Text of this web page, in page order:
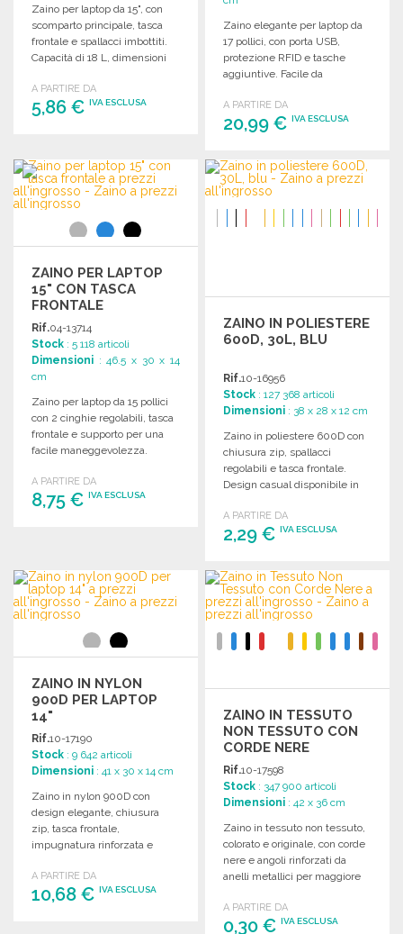
Zaino per laptop da 15", con
scomparto principale, tasca
frontale e spallacci imbottiti.
Capacità di 18 L, dimensioni
A PARTIRE DA
5,86 € IVA ESCLUSA
Richiedi un preventivo
Zaino elegante per laptop da
17 pollici, con porta USB,
protezione RFID e tasche
aggiuntive. Facile da
A PARTIRE DA
20,99 €IVA ESCLUSA
ORDINARE
Richiedi un preventivo
ZAINO PER LAPTOP
15" CON TASCA
FRONTALE
Rif.04-13714
Stock : 5 118 articoli
Dimensioni : 46.5 x 30 x 14
cm
Zaino per laptop da 15 pollici
con 2 cinghie regolabili, tasca
frontale e supporto per una
facile maneggevolezza.
A PARTIRE DA
8,75 € IVA ESCLUSA
ZAINO IN POLIESTERE
600D, 30L, BLU
Rif.10-16956
Stock : 127 368 articoli
Dimensioni : 38 x 28 x 12 cm
Zaino in poliestere 600D con
chiusura zip, spallacci
regolabili e tasca frontale.
Design casual disponibile in
A PARTIRE DA
2,29 €IVA ESCLUSA
ORDINARE
Richiedi un preventivo
ZAINO IN NYLON
900D PER LAPTOP
14"
Rif.10-17190
Stock : 9 642 articoli
Dimensioni : 41 x 30 x 14 cm
Zaino in nylon 900D con
design elegante, chiusura
zip, tasca frontale,
impugnatura rinforzata e
fino a 14 pollici.
A PARTIRE DA
10,68 € IVA ESCLUSA
ZAINO IN TESSUTO
NON TESSUTO CON
CORDE NERE
Rif.10-17598
Stock : 347 900 articoli
Dimensioni : 42 x 36 cm
Zaino in tessuto non tessuto,
colorato e originale, con corde
nere e angoli rinforzati da
anelli metallici per maggiore
A PARTIRE DA
0,30 €IVA ESCLUSA